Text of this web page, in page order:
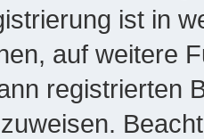
ist in
auf weitere
registrierten